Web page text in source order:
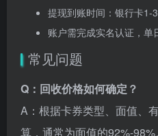
提现到账时间：银行卡1-
账户需完成实名认证，
常见问题
Q：回收价格如何确定？
A：根据卡券类型、面值、
算，通常为面值的92%-98%。